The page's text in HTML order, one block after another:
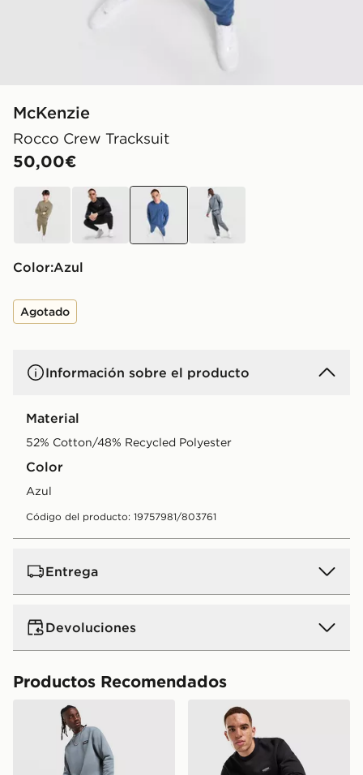
McKenzie
Rocco Crew Tracksuit
50,00€
verde negro azul azul
Color: azul
Agotado
Información sobre el producto
Material
52% Cotton/48% Recycled Polyester
Color
azul
Código del producto: 19757981/803761
Entrega
Devoluciones
Productos Recomendados
McKenzie Rocco Crew TracksuitMcKenzie Rocco Crew